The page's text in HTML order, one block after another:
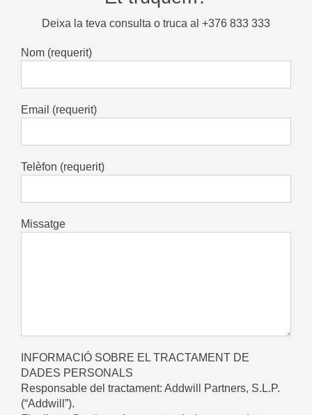
Deixa la teva consulta o truca al +376 833 333
Nom (requerit)
Email (requerit)
Telèfon (requerit)
Missatge
INFORMACIÓ SOBRE EL TRACTAMENT DE
DADES PERSONALS
Responsable del tractament: Addwill Partners, S.L.P.
(“Addwill”).